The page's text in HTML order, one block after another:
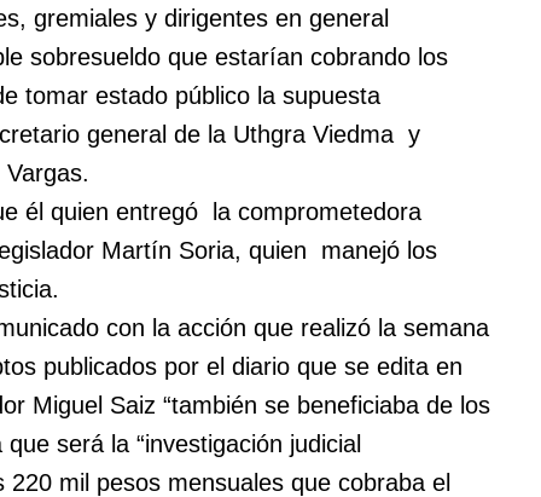
gremiales y dirigentes en general
sobresueldo que estarían cobrando los
tomar estado público la supuesta
general de la Uthgra Viedma y
él quien entregó la comprometedora
Martín Soria, quien manejó los
con la acción que realizó la semana
publicados por el diario que se edita en
Miguel Saiz “también se beneficiaba de los
será la “investigación judicial
mil pesos mensuales que cobraba el